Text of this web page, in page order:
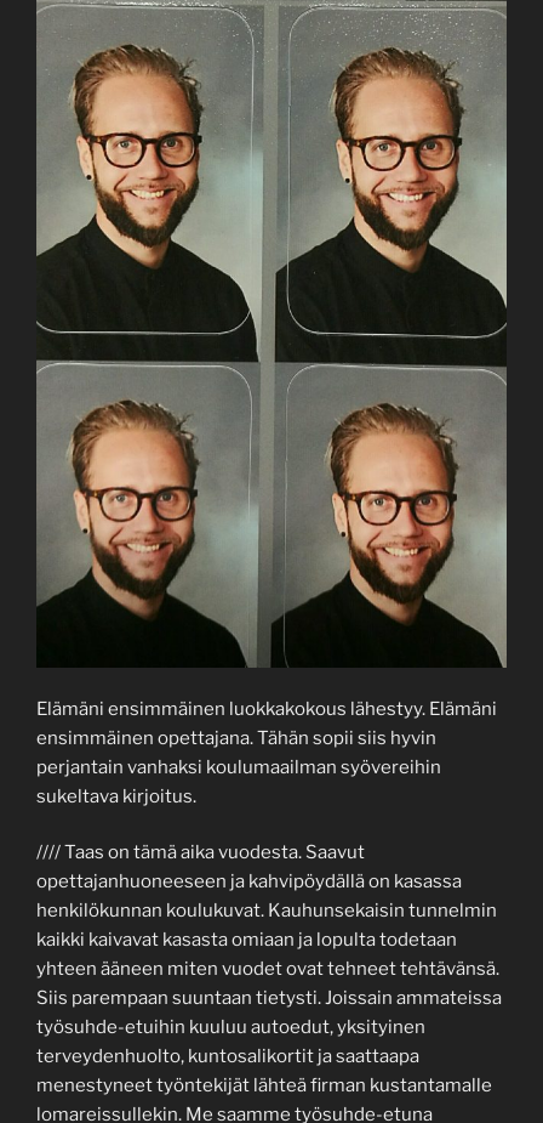
Elämäni ensimmäinen luokkakokous lähestyy. Elämäni
ensimmäinen opettajana. Tähän sopii siis hyvin
perjantain vanhaksi koulumaailman syövereihin
sukeltava kirjoitus.
//// Taas on tämä aika vuodesta. Saavut
opettajanhuoneeseen ja kahvipöydällä on kasassa
henkilökunnan koulukuvat. Kauhunsekaisin tunnelmin
kaikki kaivavat kasasta omiaan ja lopulta todetaan
yhteen ääneen miten vuodet ovat tehneet tehtävänsä.
Siis parempaan suuntaan tietysti. Joissain ammateissa
työsuhde-etuihin kuuluu autoedut, yksityinen
terveydenhuolto, kuntosalikortit ja saattaapa
menestyneet työntekijät lähteä firman kustantamalle
lomareissullekin. Me saamme työsuhde-etuna